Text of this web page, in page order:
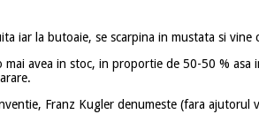
iar la butoaie, se scarpina in mustata si vine
avea in stoc, in proportie de 50-50 %
Franz Kugler denumeste (fara